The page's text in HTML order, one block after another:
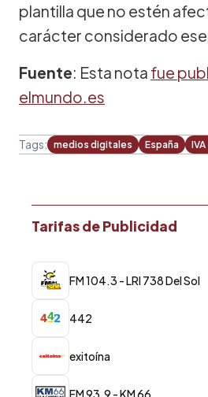
plantilla que no estén
carácter considerado
Fuente: Esta nota fue
elmundo.es
Tags: medios digitales España
Tarifas de Publicidad
FM 104.3 - LRI 738 Del Sol
442
exitoína
FM 93.9 - KM 66